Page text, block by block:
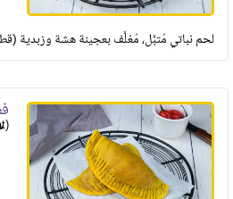
لحم نباتي مُتبَّل، مُغلَّف بعجينة هشة وزبدية